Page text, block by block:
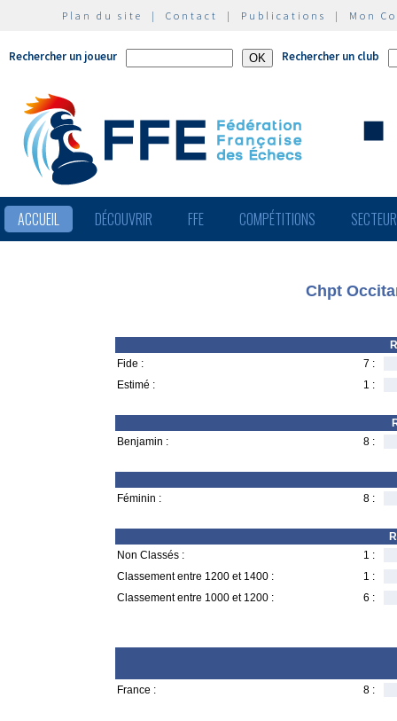
Plan du site | Contact | Publications | Mon
Rechercher un joueur Rechercher un club
ACCUEIL DÉCOUVRIR FFE COMPÉTITIONS
Chpt
Fide :
7 :
Estimé :
1 :
Benjamin :
8 :
Féminin : 8 :
Non Classés :
1 :
Classement entre 1200 et 1400 :
1 :
Classement entre 1000 et 1200 :
6 :
France : 8 :